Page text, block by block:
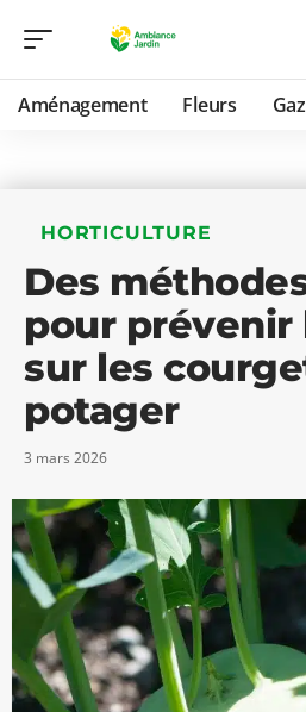
Aménagement Fleurs
HORTICULTURE
Des
pour prévenir
sur les
potager
3 mars 2026